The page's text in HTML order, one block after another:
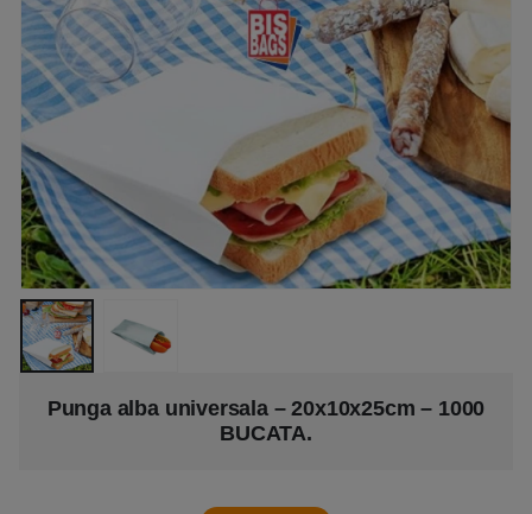
Punga alba universala – 20x10x25cm – 1000
BUCATA.